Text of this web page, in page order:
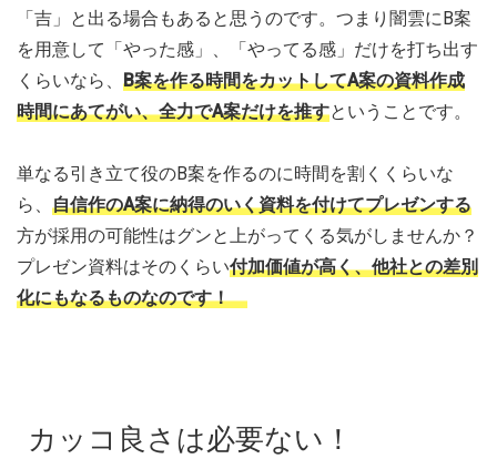
「吉」と出る場合もあると思うのです。つまり闇雲にB案
を用意して「やった感」、「やってる感」だけを打ち出す
くらいなら、 B案を作る時間をカットしてA案の資料作成
時間にあてがい、全力でA案だけを推すということです。
単なる引き立て役のB案を作るのに時間を割くくらいな
ら、 自信作のA案に納得のいく資料を付けてプレゼンする
方が採用の可能性はグンと上がってくる気がしませんか？
プレゼン資料はそのくらい付加価値が高く、他社との差別
化にもなるものなのです！
カッコ良さは必要ない！